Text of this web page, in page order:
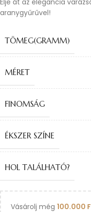
Élje át az elegancia
aranygyűrűvel!
TÖMEG(GRAMM)
MÉRET
FINOMSÁG
ÉKSZER SZÍNE
HOL TALÁLHATÓ?
Vásárolj még 100.000